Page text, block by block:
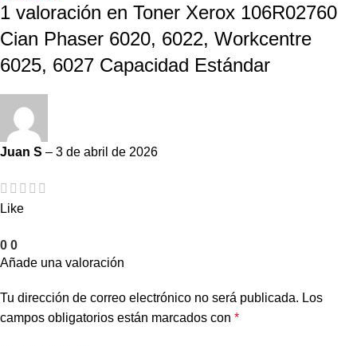
1 valoración en Toner Xerox 106R02760
Cian Phaser 6020, 6022, Workcentre
6025, 6027 Capacidad Estándar
Juan S – 3 de abril de 2026
Like
0 0
Añade una valoración
Tu dirección de correo electrónico no será publicada. Los
campos obligatorios están marcados con *